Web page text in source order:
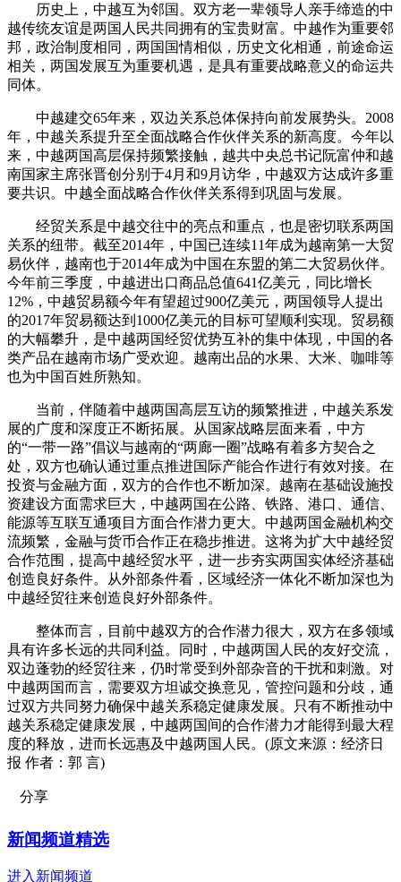
历史上，中越互为邻国。双方老一辈领导人亲手缔造的中
越传统友谊是两国人民共同拥有的宝贵财富。中越作为重要邻
邦，政治制度相同，两国国情相似，历史文化相通，前途命运
相关，两国发展互为重要机遇，是具有重要战略意义的命运共
同体。
中越建交65年来，双边关系总体保持向前发展势头。2008
年，中越关系提升至全面战略合作伙伴关系的新高度。今年以
来，中越两国高层保持频繁接触，越共中央总书记阮富仲和越
南国家主席张晋创分别于4月和9月访华，中越双方达成许多重
要共识。中越全面战略合作伙伴关系得到巩固与发展。
经贸关系是中越交往中的亮点和重点，也是密切联系两国
关系的纽带。截至2014年，中国已连续11年成为越南第一大贸
易伙伴，越南也于2014年成为中国在东盟的第二大贸易伙伴。
今年前三季度，中越进出口商品总值641亿美元，同比增长
12%，中越贸易额今年有望超过900亿美元，两国领导人提出
的2017年贸易额达到1000亿美元的目标可望顺利实现。贸易额
的大幅攀升，是中越两国经贸优势互补的集中体现，中国的各
类产品在越南市场广受欢迎。越南出品的水果、大米、咖啡等
也为中国百姓所熟知。
当前，伴随着中越两国高层互访的频繁推进，中越关系发
展的广度和深度正不断拓展。从国家战略层面来看，中方
的“一带一路”倡议与越南的“两廊一圈”战略有着多方契合之
处，双方也确认通过重点推进国际产能合作进行有效对接。在
投资与金融方面，双方的合作也不断加深。越南在基础设施投
资建设方面需求巨大，中越两国在公路、铁路、港口、通信、
能源等互联互通项目方面合作潜力更大。中越两国金融机构交
流频繁，金融与货币合作正在稳步推进。这将为扩大中越经贸
合作范围，提高中越经贸水平，进一步夯实两国实体经济基础
创造良好条件。从外部条件看，区域经济一体化不断加深也为
中越经贸往来创造良好外部条件。
整体而言，目前中越双方的合作潜力很大，双方在多领域
具有许多长远的共同利益。同时，中越两国人民的友好交流，
双边蓬勃的经贸往来，仍时常受到外部杂音的干扰和刺激。对
中越两国而言，需要双方坦诚交换意见，管控问题和分歧，通
过双方共同努力确保中越关系稳定健康发展。只有不断推动中
越关系稳定健康发展，中越两国间的合作潜力才能得到最大程
度的释放，进而长远惠及中越两国人民。(原文来源：经济日
报 作者：郭 言)
分享
新闻频道精选
进入新闻频道